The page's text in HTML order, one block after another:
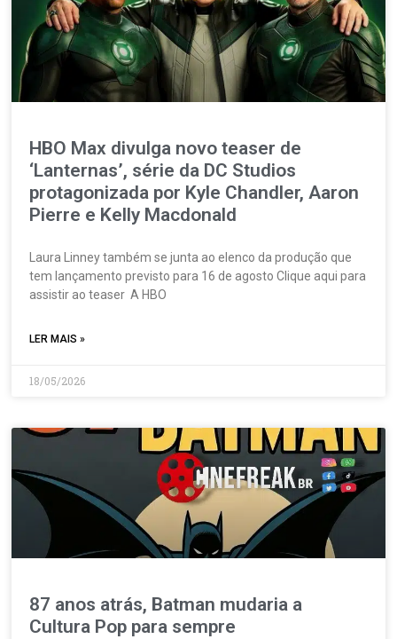
HBO Max divulga novo teaser de
‘Lanternas’, série da DC Studios
protagonizada por Kyle Chandler, Aaron
Pierre e Kelly Macdonald
Laura Linney também se junta ao elenco da produção que
tem lançamento previsto para 16 de agosto Clique aqui para
assistir ao teaser A HBO
LER MAIS »
18/05/2026
87 anos atrás, Batman mudaria a
Cultura Pop para sempre